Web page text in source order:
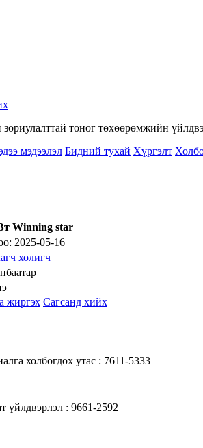
тоног төхөөрөмжийн
мэдээлэл Бидний тухай Хүргэлт
Winning star
2025-05-16
холигч
жиргэх Сагсанд хийх
холбогдох утас : 7611-5333
үйлдвэрлэл : 9661-2592